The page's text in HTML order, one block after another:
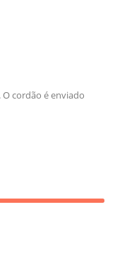
cordão é enviado